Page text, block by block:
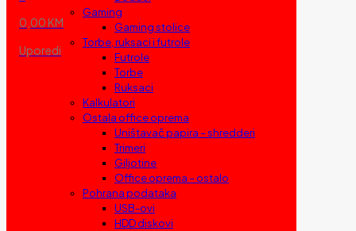
0,00 KM
Uporedi
Gaming
Gaming stolice
Torbe, ruksaci i futrole
Futrole
Torbe
Ruksaci
Kalkulatori
Ostala office oprema
Uništavač papira – shredderi
Trimeri
Giljotine
Office oprema – ostalo
Pohrana podataka
USB-ovi
HDD diskovi